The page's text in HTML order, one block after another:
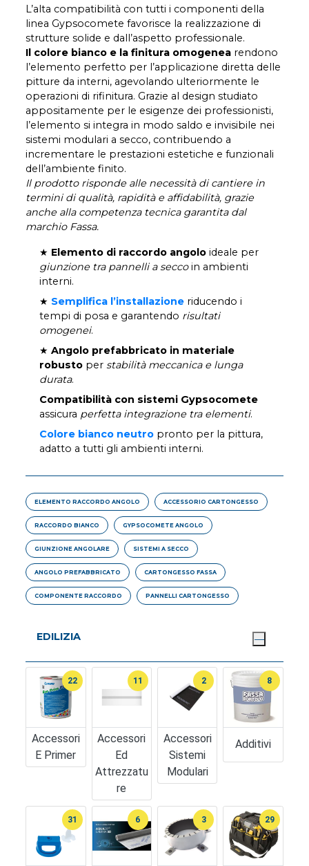
L’alta compatibilità con tutti i componenti della
linea Gypsocomete favorisce la realizzazione di
strutture solide e dall’aspetto professionale.
Il colore bianco e la finitura omogenea rendono
l’elemento perfetto per l’applicazione diretta delle
pitture da interni, agevolando ulteriormente le
operazioni di rifinitura. Grazie al design studiato
appositamente per le esigenze dei professionisti,
l’elemento si integra in modo saldo e invisibile nei
sistemi modulari a secco, contribuendo a
incrementare le prestazioni estetiche e funzionali
dell’ambiente finito.
Il prodotto risponde alle necessità di cantiere in
termini di qualità, rapidità e affidabilità, grazie
anche alla competenza tecnica garantita dal
marchio Fassa.
★ Elemento di raccordo angolo ideale per
giunzione tra pannelli a seccoin ambienti
interni.
★ Semplifica l’installazione riducendo i
tempi di posa e garantendo risultati
omogenei.
★Angolo prefabbricato in materiale
robusto perstabilità meccanica e lunga
durata.
Compatibilità con sistemi Gypsocomete
assicura perfetta integrazione tra elementi.
Colore bianco neutro pronto per la pittura,
adatto a tutti gli ambienti interni.
ELEMENTO RACCORDO ANGOLO ACCESSORIO CARTONGESSO
RACCORDO BIANCO GYPSOCOMETE ANGOLO
GIUNZIONE ANGOLARE SISTEMI A SECCO
ANGOLO PREFABBRICATO CARTONGESSO FASSA
COMPONENTE RACCORDO PANNELLI CARTONGESSO
EDILIZIA
Accessori
E Primer
22
Accessori
Ed
Attrezzatu
Re
11
Accessori
Sistemi
Modulari
2
Additivi
8
31 6 3 29